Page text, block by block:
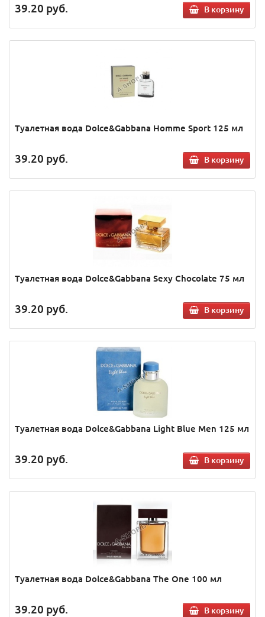
39.20 руб. В корзину
Туалетная вода Dolce&Gabbana Homme Sport 125 мл
39.20 руб. В корзину
Туалетная вода Dolce&Gabbana Sexy Chocolate 75 мл
39.20 руб. В корзину
Туалетная вода Dolce&Gabbana Light Blue Men 125 мл
39.20 руб. В корзину
Туалетная вода Dolce&Gabbana The One 100 мл
39.20 руб. В корзину